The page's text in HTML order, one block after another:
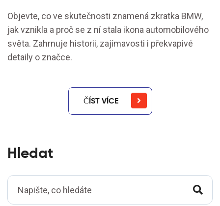
Objevte, co ve skutečnosti znamená zkratka BMW,
jak vznikla a proč se z ní stala ikona automobilového
světa. Zahrnuje historii, zajímavosti i překvapivé
detaily o značce.
ČÍST VÍCE
Hledat